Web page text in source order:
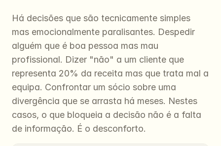
Há decisões que são tecnicamente simples
mas emocionalmente paralisantes. Despedir
alguém que é boa pessoa mas mau
profissional. Dizer "não" a um cliente que
representa 20% da receita mas que trata mal a
equipa. Confrontar um sócio sobre uma
divergência que se arrasta há meses. Nestes
casos, o que bloqueia a decisão não é a falta
de informação. É o desconforto.